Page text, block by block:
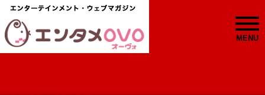
MENU